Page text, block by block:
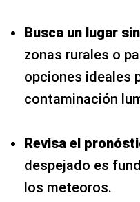
Busca un lugar
zonas rurales o
opciones ideales
contaminación
Revisa el
despejado es
los meteoros.